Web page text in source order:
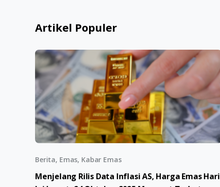
Artikel Populer
Berita, Emas, Kabar Emas
Menjelang Rilis Data Inflasi AS, Harga Emas Hari